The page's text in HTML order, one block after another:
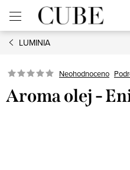
obsah
LUMINIA
Neohodnoceno
Aroma olej -